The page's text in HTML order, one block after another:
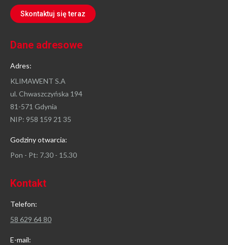
Skontaktuj się teraz
Dane adresowe
Adres:
KLIMAWENT S.A
ul. Chwaszczyńska 194
81-571 Gdynia
NIP: 958 159 21 35
Godziny otwarcia:
Pon - Pt: 7.30 - 15.30
Kontakt
Telefon:
58 629 64 80
E-mail: